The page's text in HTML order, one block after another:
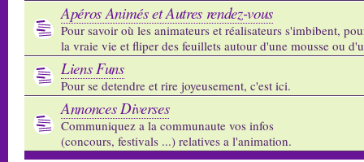
Apéros Animés et Autres rendez-vous
Pour savoir où les animateurs et réalisateurs s'imbibent,
la vraie vie et fliper des feuillets autour d'une mousse ou
Liens Funs
Pour se detendre et rire joyeusement, c'est ici.
Annonces Diverses
Communiquez a la communaute vos infos
(concours, festivals ...) relatives a l'animation.